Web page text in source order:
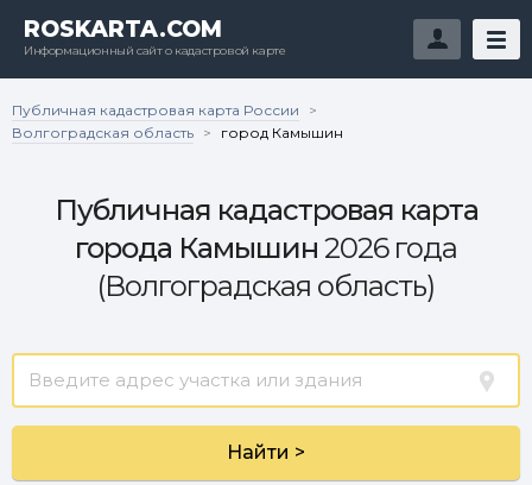
ROSKARTA.COM
Информационный сайт о кадастровой карте
Публичная кадастровая карта России
>
Волгоградская область > город Камышин
Публичная кадастровая карта
города Камышин 2026 года
(Волгоградская область)
Найти >